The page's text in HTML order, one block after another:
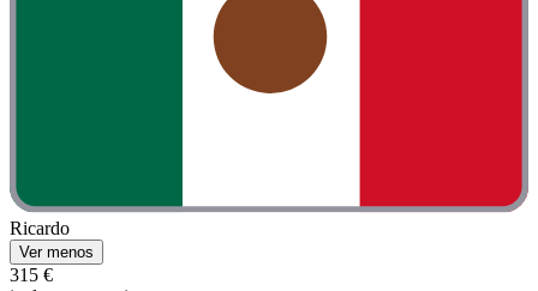
Ricardo
Ver menos
315 €